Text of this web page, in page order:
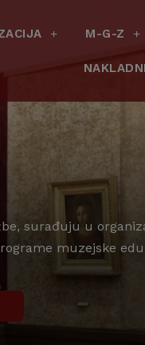
M-G-Z
surađuju u
muzejske